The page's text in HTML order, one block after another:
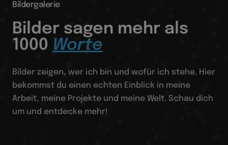
Bildergalerie
Bilder sagen mehr als
1000 Worte
Bilder zeigen, wer ich bin und wofür ich stehe. Hier
bekommst du einen echten Einblick in meine
Arbeit, meine Projekte und meine Welt. Schau dich
um und entdecke mehr!